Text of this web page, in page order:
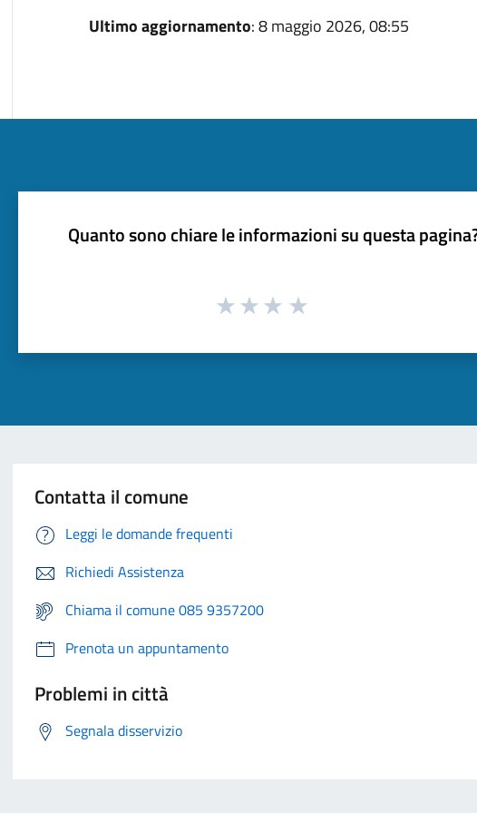
Ultimo aggiornamento: 8 maggio 2026, 08:55
Quanto sono chiare le informazioni su questa
Contatta il comune
Leggi le domande frequenti
Richiedi Assistenza
Chiama il comune 085 9357200
Prenota un appuntamento
Problemi in città
Segnala disservizio